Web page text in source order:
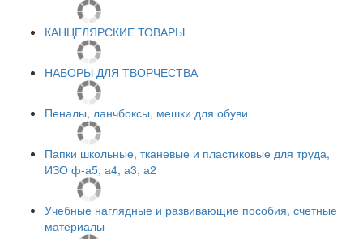
КАНЦЕЛЯРСКИЕ ТОВАРЫ
НАБОРЫ ДЛЯ ТВОРЧЕСТВА
Пеналы, ланчбоксы, мешки для обуви
Папки школьные, тканевые и пластиковые для труда,
ИЗО ф-а5, а4, а3, а2
Учебные наглядные и развивающие пособия, счетные
материалы